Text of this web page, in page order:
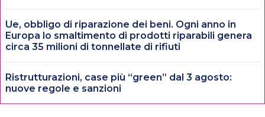
Ue, obbligo di riparazione dei beni. Ogni anno in
Europa lo smaltimento di prodotti riparabili genera
circa 35 milioni di tonnellate di rifiuti
Ristrutturazioni, case più “green” dal 3 agosto:
nuove regole e sanzioni